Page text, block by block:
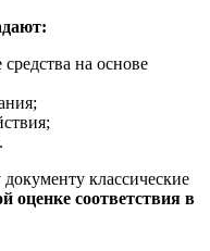
на основе
классические
оценке соответствия в